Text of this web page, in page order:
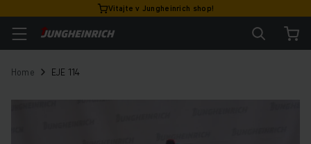
Vitajte v Jungheinrich shop!
Home EJE 114